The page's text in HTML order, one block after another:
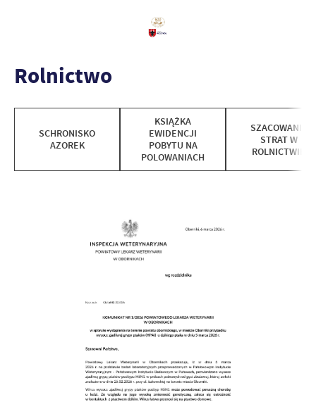
Rolnictwo
SCHRONISKO
AZOREK
KSIĄŻKA
EWIDENCJI
POBYTU NA
POLOWANIACH
SZACOWANIE
STRAT W
ROLNICTWIE